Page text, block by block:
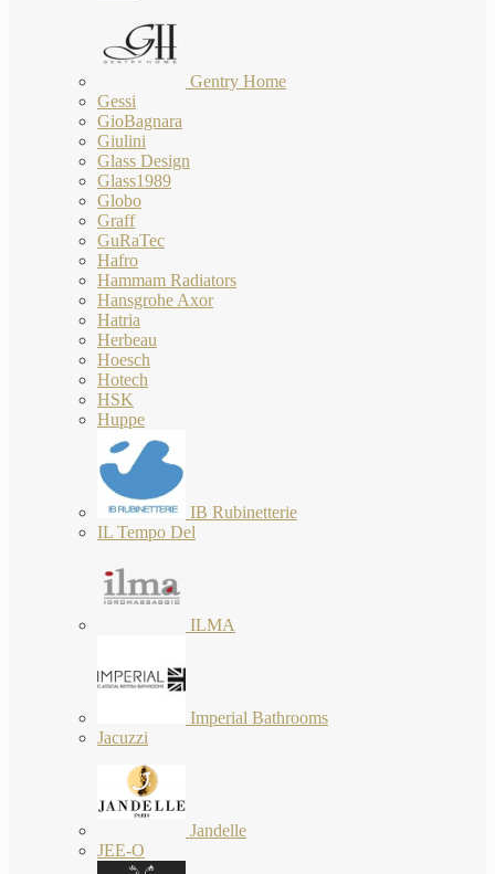
Gentry Home
Gessi
GioBagnara
Giulini
Glass Design
Glass1989
Globo
Graff
GuRaTec
Hafro
Hammam Radiators
Hansgrohe Axor
Hatria
Herbeau
Hoesch
Hotech
HSK
Huppe
IB Rubinetterie
IL Tempo Del
ILMA
Imperial Bathrooms
Jacuzzi
Jandelle
JEE-O